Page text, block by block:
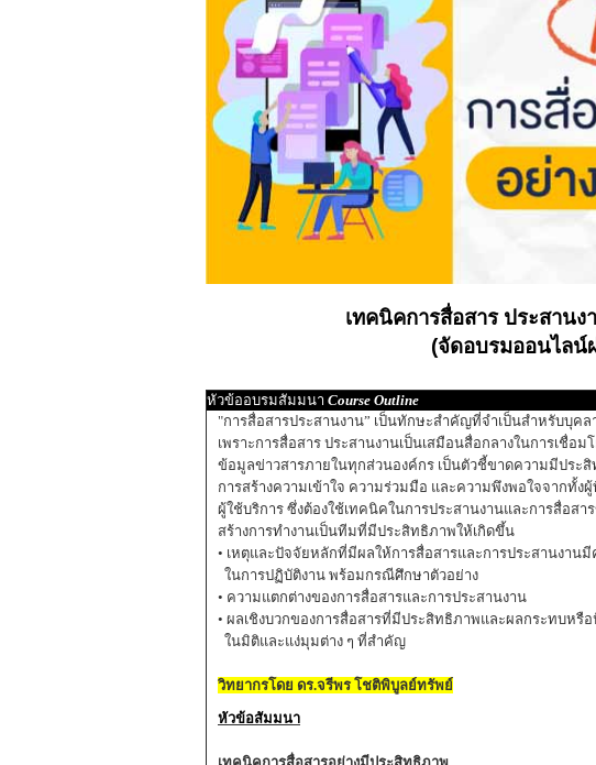
เทคนิคการสื่อสาร ประสาน
(จัดอบรมออนไลน์
หัวข้ออบรมสัมมนา Course Outline
"การสื่อสารประสานงาน” เป็นทักษะสำคัญที่จำเป็นสำหรับบุค
เพราะการสื่อสาร ประสานงานเป็นเสมือนสื่อกลางในการเชื่อ
ข้อมูลข่าวสารภายในทุกส่วนองค์กร เป็นตัวชี้ขาดความมีประ
การสร้างความเข้าใจ ความร่วมมือ และความพึงพอใจจากทั้
ผู้ใช้บริการ ซึ่งต้องใช้เทคนิคในการประสานงานและการสื่อส
สร้างการทำงานเป็นทีมที่มีประสิทธิภาพให้เกิดขึ้น
• เหตุและปัจจัยหลักที่มีผลให้การสื่อสารและการประสานงาน
ในการปฏิบัติงาน พร้อมกรณีศึกษาตัวอย่าง
• ความแตกต่างของการสื่อสารและการประสานงาน
• ผลเชิงบวกของการสื่อสารที่มีประสิทธิภาพและผลกระทบหรื
ในมิติและแง่มุมต่าง ๆ ที่สําคัญ
วิทยากรโดย ดร.จรีพร โชติพิบูลย์ทรัพย์
หัวข้อสัมมนา